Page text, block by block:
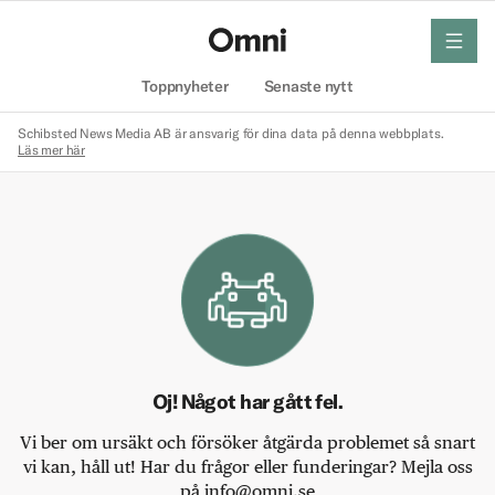
Toppnyheter Senaste nytt
meny
Schibsted News Media AB är ansvarig för dina data på denna webbplats.
Läs mer här
Oj! Något har gått fel.
Vi ber om ursäkt och försöker åtgärda problemet så snart
vi kan, håll ut! Har du frågor eller funderingar? Mejla oss